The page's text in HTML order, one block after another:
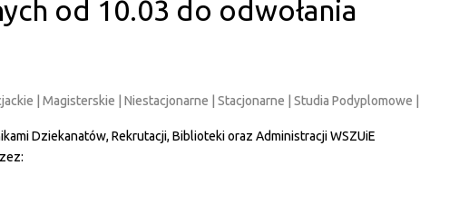
od 10.03 do odwołania
| Magisterskie | Niestacjonarne | Stacjonarne | Studia Podyplomowe |
Dziekanatów, Rekrutacji, Biblioteki oraz Administracji WSZUiE